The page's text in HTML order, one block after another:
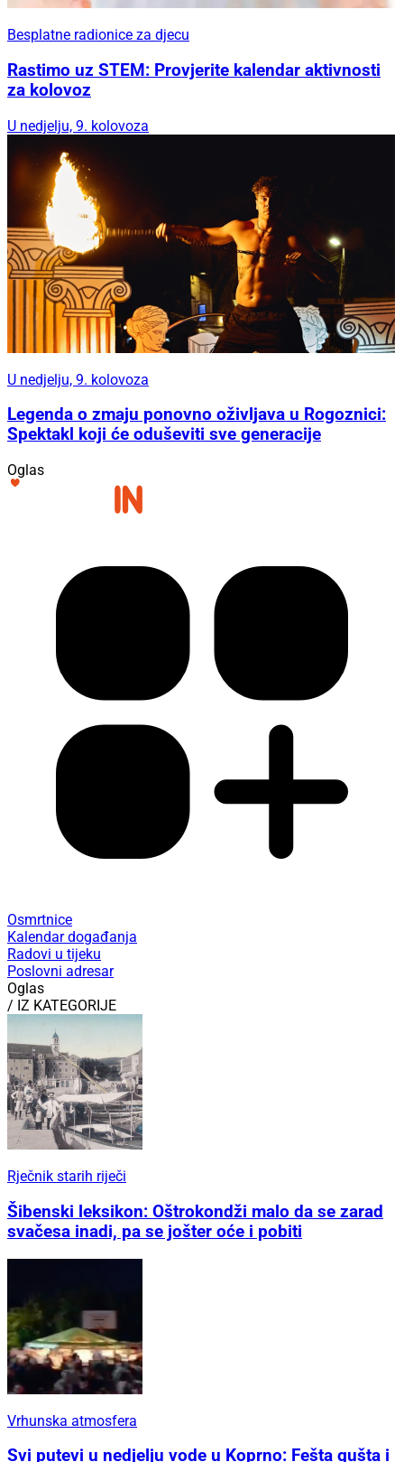
Besplatne radionice za djecu
Rastimo uz STEM: Provjerite kalendar aktivnosti
za kolovoz
U nedjelju, 9. kolovoza
U nedjelju, 9. kolovoza
Legenda o zmaju ponovno oživljava u Rogoznici:
Spektakl koji će oduševiti sve generacije
Oglas
Osmrtnice
Kalendar događanja
Radovi u tijeku
Poslovni adresar
Oglas
/ IZ KATEGORIJE
Rječnik starih riječi
Šibenski leksikon: Oštrokondži malo da se zarad
svačesa inadi, pa se jošter oće i pobiti
Vrhunska atmosfera
Svi putevi u nedjelju vode u Koprno: Fešta gušta i